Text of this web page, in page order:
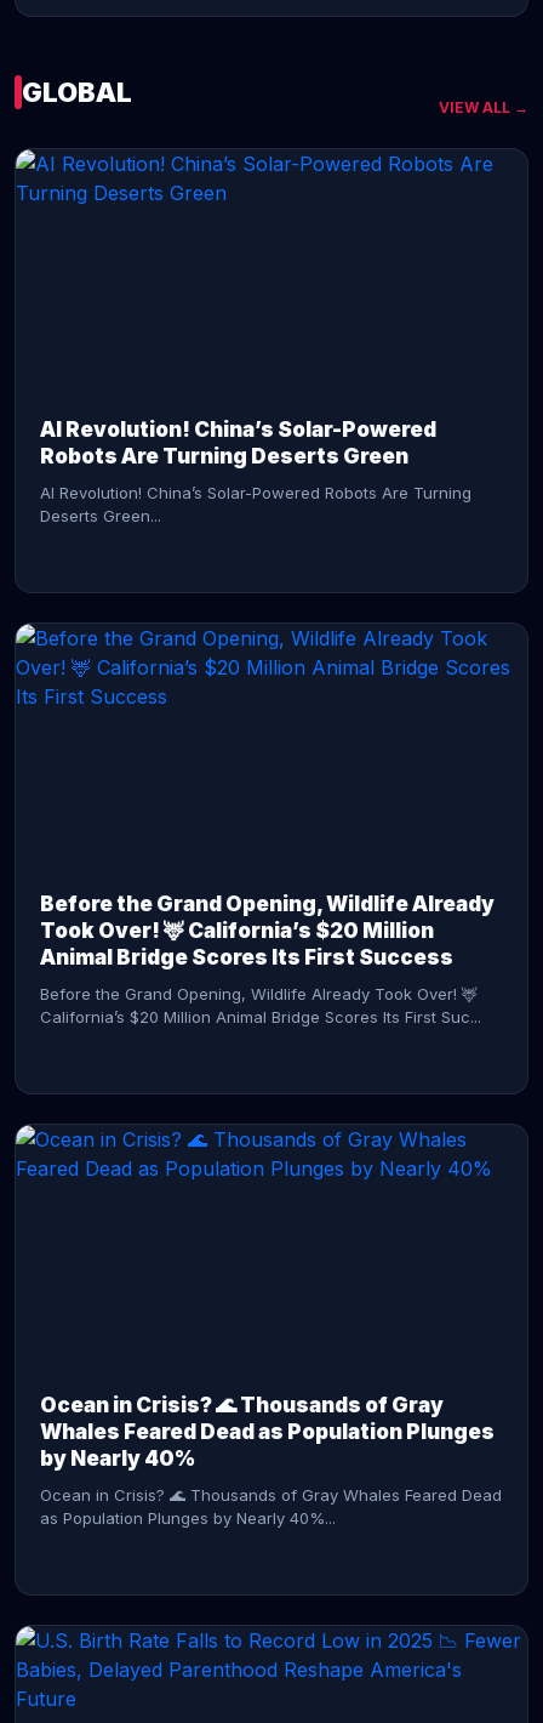
GLOBAL VIEW ALL →
AI Revolution! China’s Solar-Powered
Robots Are Turning Deserts Green
AI Revolution! China’s Solar-Powered Robots Are Turning
Deserts Green...
Before the Grand Opening, Wildlife Already
Took Over! 🦌 California’s $20 Million
Animal Bridge Scores Its First Success
Before the Grand Opening, Wildlife Already Took Over! 🦌
California’s $20 Million Animal Bridge Scores Its First Suc...
Ocean in Crisis? 🌊 Thousands of Gray
Whales Feared Dead as Population Plunges
by Nearly 40%
Ocean in Crisis? 🌊 Thousands of Gray Whales Feared Dead
as Population Plunges by Nearly 40%...